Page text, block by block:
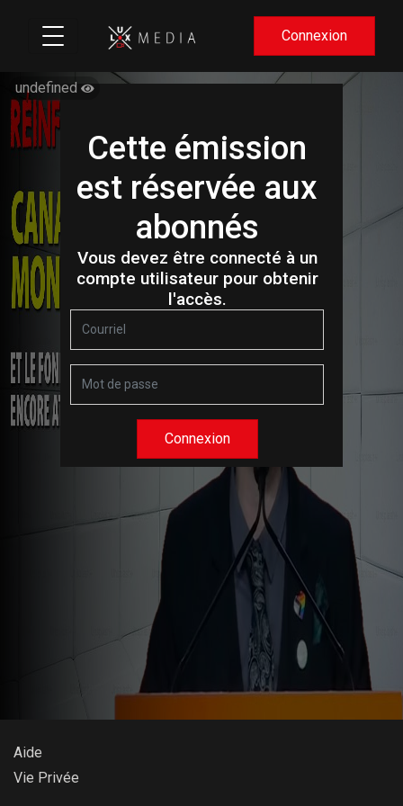
Connexion
undefined
Cette émission
est réservée aux
abonnés
Vous devez être connecté à un
compte utilisateur pour obtenir
l'accès.
Connexion
Aide
Vie Privée